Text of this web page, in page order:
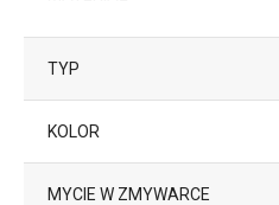
TYP
KOLOR
MYCIE W ZMYWARCE